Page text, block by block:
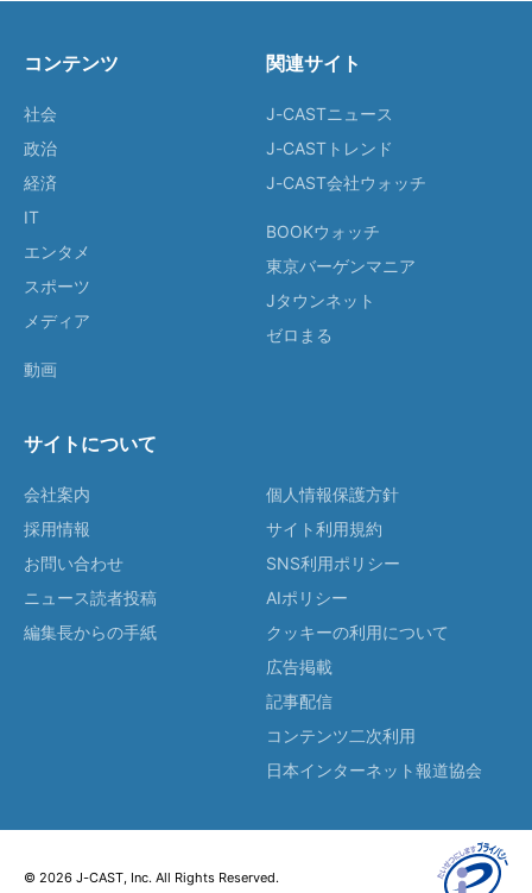
コンテンツ
社会
政治
経済
IT
エンタメ
スポーツ
メディア
動画
関連サイト
J-CASTニュース
J-CASTトレンド
J-CAST会社ウォッチ
BOOKウォッチ
東京バーゲンマニア
Jタウンネット
ゼロまる
サイトについて
会社案内
採用情報
お問い合わせ
ニュース読者投稿
編集長からの手紙
個人情報保護方針
サイト利用規約
SNS利用ポリシー
AIポリシー
クッキーの利用について
広告掲載
記事配信
コンテンツ二次利用
日本インターネット報道協会
© 2026 J-CAST, Inc. All Rights Reserved.